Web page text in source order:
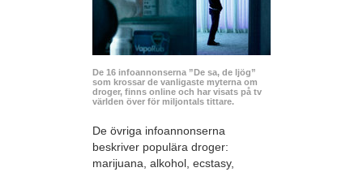
De 16 infoannonserna ”De sa, de ljög”
som krossar de vanligaste myterna om
droger, finns online och har visats på tv
världen över för miljontals tittare.
De övriga infoannonserna
beskriver populära droger:
marijuana, alkohol, ecstasy,